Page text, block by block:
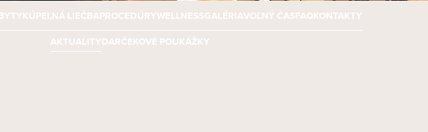
KÚPEĽNÁ LIEČBAPROCEDÚRYWELLNESSGALÉRIAVOĽNÝ ČASFAQKONTAKTY
AKTUALITYDARČEKOVÉ POUKÁŽKY